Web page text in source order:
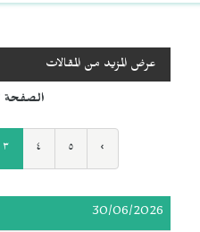
عرض المزيد من المقالات
الصفحة ٣ / ١٠٧
٣ ٤ ٥ ›
30/06/2026